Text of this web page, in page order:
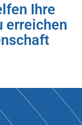
Ihre
erreichen